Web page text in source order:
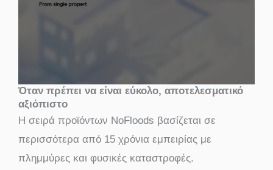
Όταν πρέπει να είναι εύκολο, αποτελεσματικό
αξιόπιστο
Η σειρά προϊόντων NoFloods βασίζεται σε
περισσότερα από 15 χρόνια εμπειρίας με
πλημμύρες και φυσικές καταστροφές.